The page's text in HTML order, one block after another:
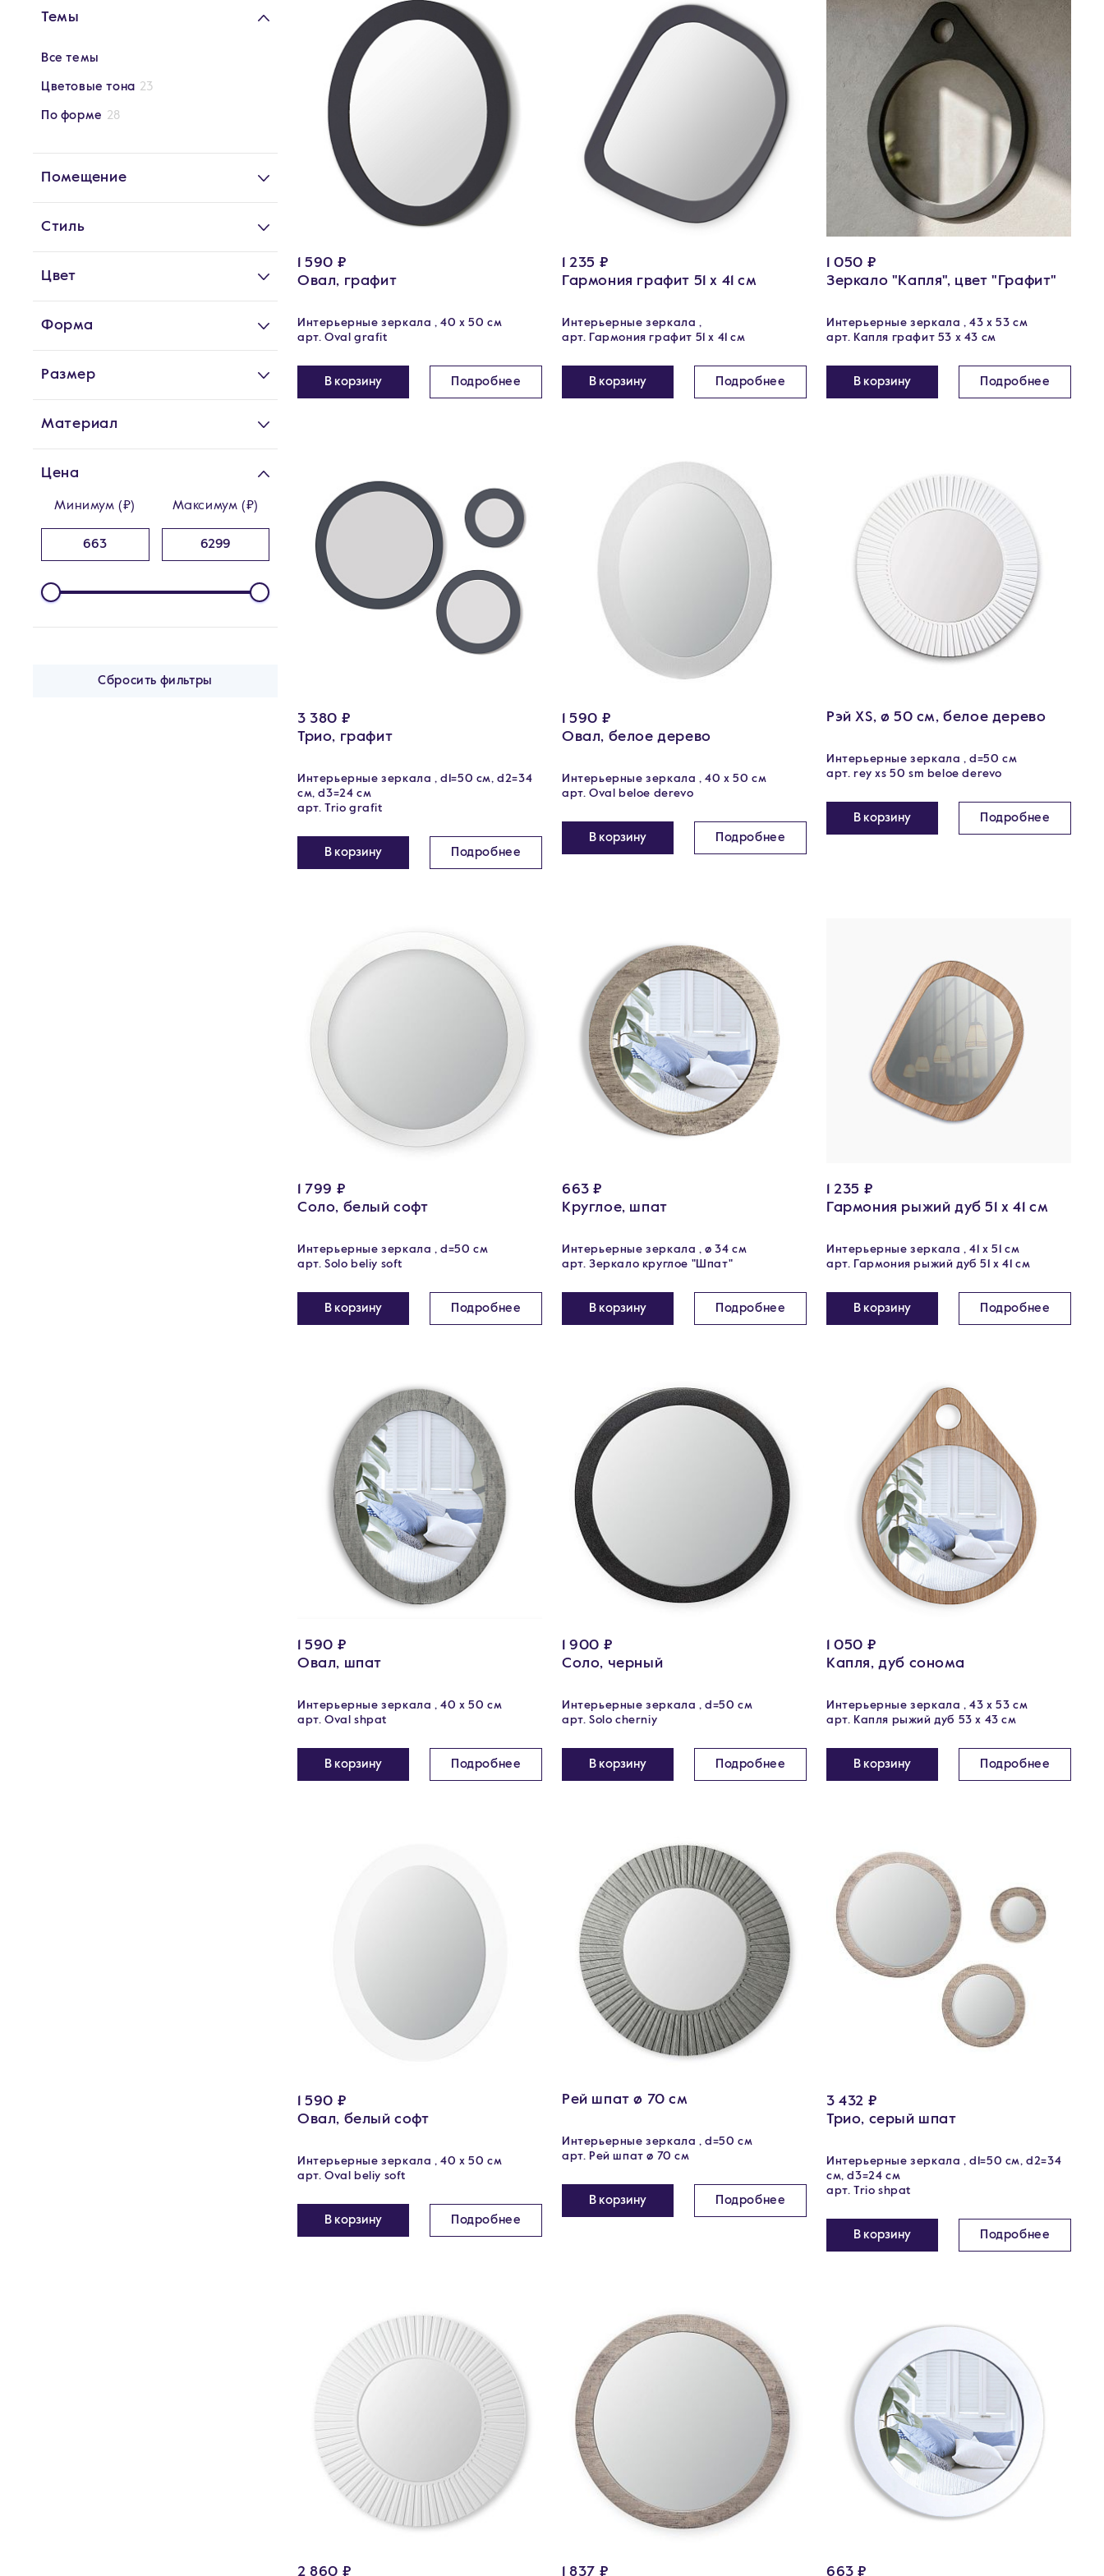
Темы
Все темы
Цветовые тона 23
По форме 28
Помещение
Стиль
Цвет
Форма
Размер
Материал
Цена
Минимум (₽) Максимум (₽)
Сбросить фильтры
1 590 ₽
Овал, графит
Интерьерные зеркала , 40 х 50 см
арт. Oval grafit
В корзину Подробнее
1 235 ₽
Гармония графит 51 х 41 см
Интерьерные зеркала ,
арт. Гармония графит 51 х 41 см
В корзину Подробнее
1 050 ₽
Зеркало "Капля", цвет "Графит"
Интерьерные зеркала , 43 х 53 см
арт. Капля графит 53 х 43 см
В корзину Подробнее
3 380 ₽
Трио, графит
Интерьерные зеркала , d1=50 см, d2=34
см, d3=24 см
арт. Trio grafit
В корзину Подробнее
1 590 ₽
Овал, белое дерево
Интерьерные зеркала , 40 х 50 см
арт. Oval beloe derevo
В корзину Подробнее
Рэй XS, ø 50 см, белое дерево
Интерьерные зеркала , d=50 см
арт. rey xs 50 sm beloe derevo
В корзину Подробнее
1 799 ₽
Соло, белый софт
Интерьерные зеркала , d=50 см
арт. Solo beliy soft
В корзину Подробнее
663 ₽
Круглое, шпат
Интерьерные зеркала , ø 34 см
арт. Зеркало круглое "Шпат"
В корзину Подробнее
1 235 ₽
Гармония рыжий дуб 51 х 41 см
Интерьерные зеркала , 41 x 51 см
арт. Гармония рыжий дуб 51 х 41 см
В корзину Подробнее
1 590 ₽
Овал, шпат
Интерьерные зеркала , 40 х 50 см
арт. Oval shpat
В корзину Подробнее
1 900 ₽
Соло, черный
Интерьерные зеркала , d=50 см
арт. Solo cherniy
В корзину Подробнее
1 050 ₽
Капля, дуб сонома
Интерьерные зеркала , 43 х 53 см
арт. Капля рыжий дуб 53 х 43 см
В корзину Подробнее
1 590 ₽
Овал, белый софт
Интерьерные зеркала , 40 х 50 см
арт. Oval beliy soft
В корзину Подробнее
Рей шпат ø 70 см
Интерьерные зеркала , d=50 см
арт. Рей шпат ø 70 см
В корзину Подробнее
3 432 ₽
Трио, серый шпат
Интерьерные зеркала , d1=50 см, d2=34
см, d3=24 см
арт. Trio shpat
В корзину Подробнее
2 860 ₽ 1 837 ₽ 663 ₽